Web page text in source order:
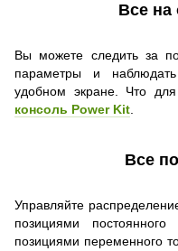
Все на
Вы можете следить за
параметры и
удобном экране. Что
консоль Power Kit.
Все
Управляйте
позициями
позициями переменного